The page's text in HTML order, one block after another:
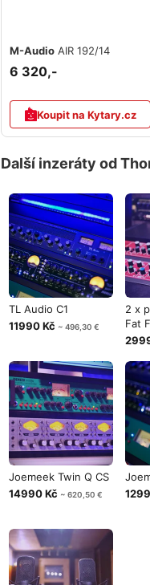
M-Audio AIR 192/14
6 320,-
Koupit na Kytary.cz
Další inzeráty od
TL Audio C1
11990 Kč ~ 496,30 €
2 x
Fat
Joemeek Twin Q CS
14990 Kč ~ 620,50 €